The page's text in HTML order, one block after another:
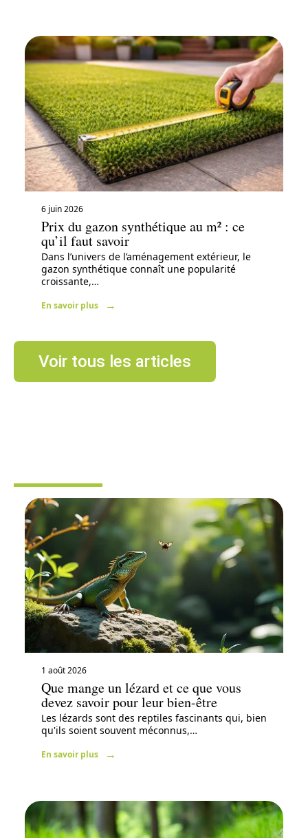
6 juin 2026
Prix du gazon synthétique au m² : ce
qu’il faut savoir
Dans l’univers de l’aménagement extérieur, le
gazon synthétique connaît une popularité
croissante,…
En savoir plus
Voir tous les articles
1 août 2026
Que mange un lézard et ce que vous
devez savoir pour leur bien-être
Les lézards sont des reptiles fascinants qui, bien
qu'ils soient souvent méconnus,…
En savoir plus